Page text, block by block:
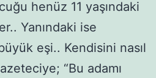
henüz 11 yaşındaki
Yanındaki ise
eşi.. Kendisini nasıl
“Bu adamı